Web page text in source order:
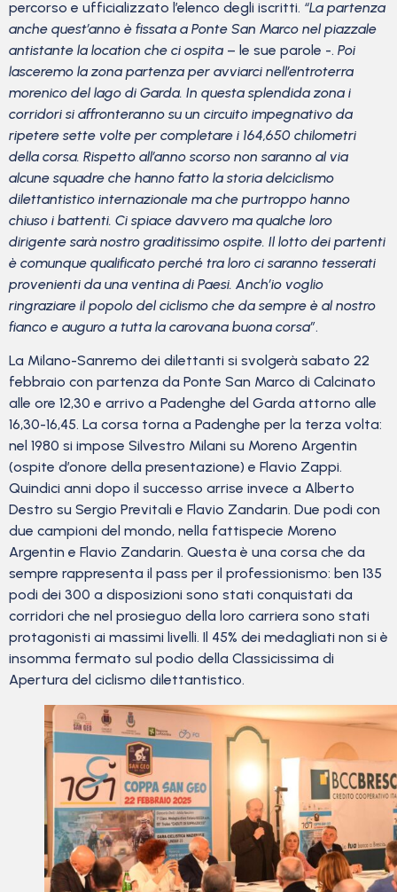
percorso e ufficializzato l’elenco degli iscritti. “La partenza
anche quest’anno è fissata a Ponte San Marco nel piazzale
antistante la location che ci ospita – le sue parole -. Poi
lasceremo la zona partenza per avviarci nell’entroterra
morenico del lago di Garda. In questa splendida zona i
corridori si affronteranno su un circuito impegnativo da
ripetere sette volte per completare i 164,650 chilometri
della corsa. Rispetto all’anno scorso non saranno al via
alcune squadre che hanno fatto la storia delciclismo
dilettantistico internazionale ma che purtroppo hanno
chiuso i battenti. Ci spiace davvero ma qualche loro
dirigente sarà nostro graditissimo ospite. Il lotto dei partenti
è comunque qualificato perché tra loro ci saranno tesserati
provenienti da una ventina di Paesi. Anch’io voglio
ringraziare il popolo del ciclismo che da sempre è al nostro
fianco e auguro a tutta la carovana buona corsa”.
La Milano-Sanremo dei dilettanti si svolgerà sabato 22
febbraio con partenza da Ponte San Marco di Calcinato
alle ore 12,30 e arrivo a Padenghe del Garda attorno alle
16,30-16,45. La corsa torna a Padenghe per la terza volta:
nel 1980 si impose Silvestro Milani su Moreno Argentin
(ospite d’onore della presentazione) e Flavio Zappi.
Quindici anni dopo il successo arrise invece a Alberto
Destro su Sergio Previtali e Flavio Zandarin. Due podi con
due campioni del mondo, nella fattispecie Moreno
Argentin e Flavio Zandarin. Questa è una corsa che da
sempre rappresenta il pass per il professionismo: ben 135
podi dei 300 a disposizioni sono stati conquistati da
corridori che nel prosieguo della loro carriera sono stati
protagonisti ai massimi livelli. Il 45% dei medagliati non si è
insomma fermato sul podio della Classicissima di
Apertura del ciclismo dilettantistico.